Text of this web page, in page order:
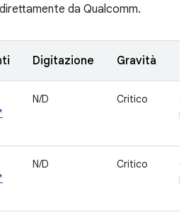
da Qualcomm.
Digitazione Gravità
N/D Critico
N/D Critico